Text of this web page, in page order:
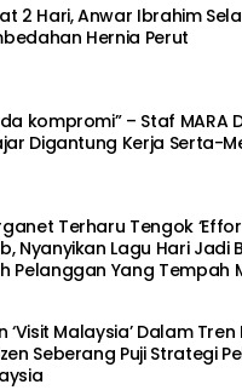
2 Hari, Anwar Ibrahim
Hernia Perut
kompromi” – Staf MARA
Digantung Kerja Serta-
Terharu Tengok
Nyanyikan Lagu Hari Jadi
Pelanggan Yang Tempah
‘Visit Malaysia’ Dalam
Seberang Puji Strategi